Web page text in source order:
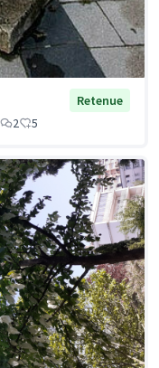
Retenue
2 5